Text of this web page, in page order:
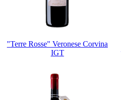
"Terre Rosse" Veronese Corvina
IGT